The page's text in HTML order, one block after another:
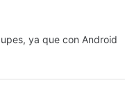
ya que con Android